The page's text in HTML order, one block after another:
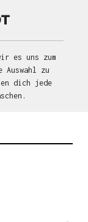
es uns zum
zu
dich jede